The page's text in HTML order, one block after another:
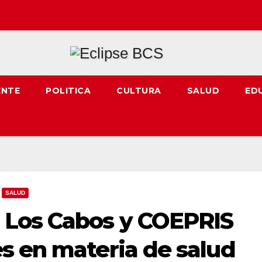
POLITICA CULTURA SALUD
SALUD
Cabos y COEPRIS
en materia de salud